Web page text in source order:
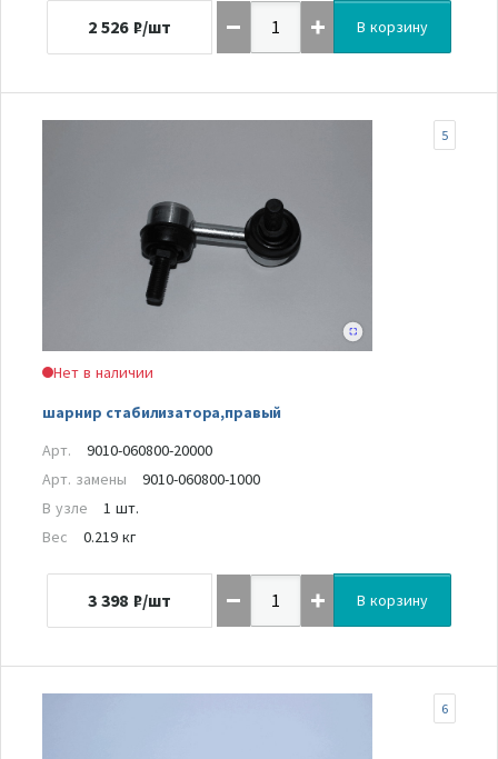
2 526 ₽/шт В корзину
Нет в наличии
шарнир стабилизатора,правый
5
Арт.
9010-060800-20000
Арт. замены
9010-060800-1000
В узле
1 шт.
Вес
0.219 кг
3 398 ₽/шт В корзину
6